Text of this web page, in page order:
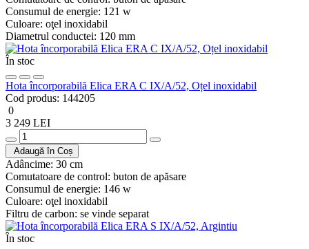
Consumul de energie: 121 w
Culoare: oţel inoxidabil
Diametrul conductei: 120 mm
În stoc
Hota încorporabilă Elica ERA C IX/A/52, Oțel inoxidabil
Cod produs: 144205
0
3 249 LEI
Adaugă în Coș
Adâncime: 30 cm
Comutatoare de control: buton de apăsare
Consumul de energie: 146 w
Culoare: oţel inoxidabil
Filtru de carbon: se vinde separat
În stoc